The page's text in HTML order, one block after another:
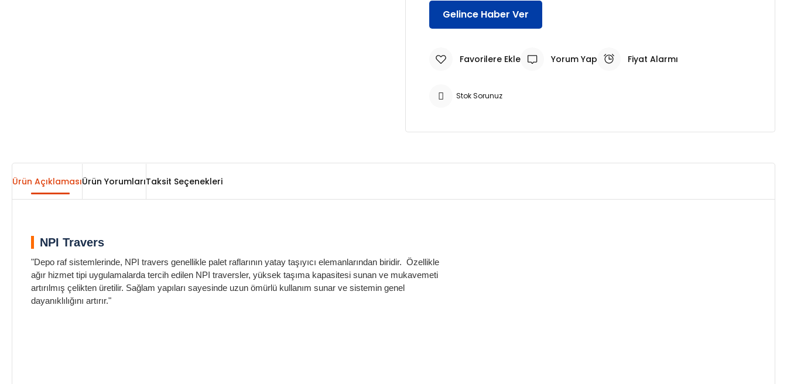
Gelince Haber Ver
Yorum Yap Fiyat Alarmı
Stok Sorunuz
Ürün AçıklamasıÜrün YorumlarıTaksit Seçenekleri
NPI Travers
"Depo raf sistemlerinde, NPI travers genellikle palet raflarının yatay taşıyıcı elemanlarından biridir. Özellikle
ağır hizmet tipi uygulamalarda tercih edilen NPI traversler, yüksek taşıma kapasitesi sunan ve mukavemeti
artırılmış çelikten üretilir. Sağlam yapıları sayesinde uzun ömürlü kullanım sunar ve sistemin genel
dayanıklılığını artırır."